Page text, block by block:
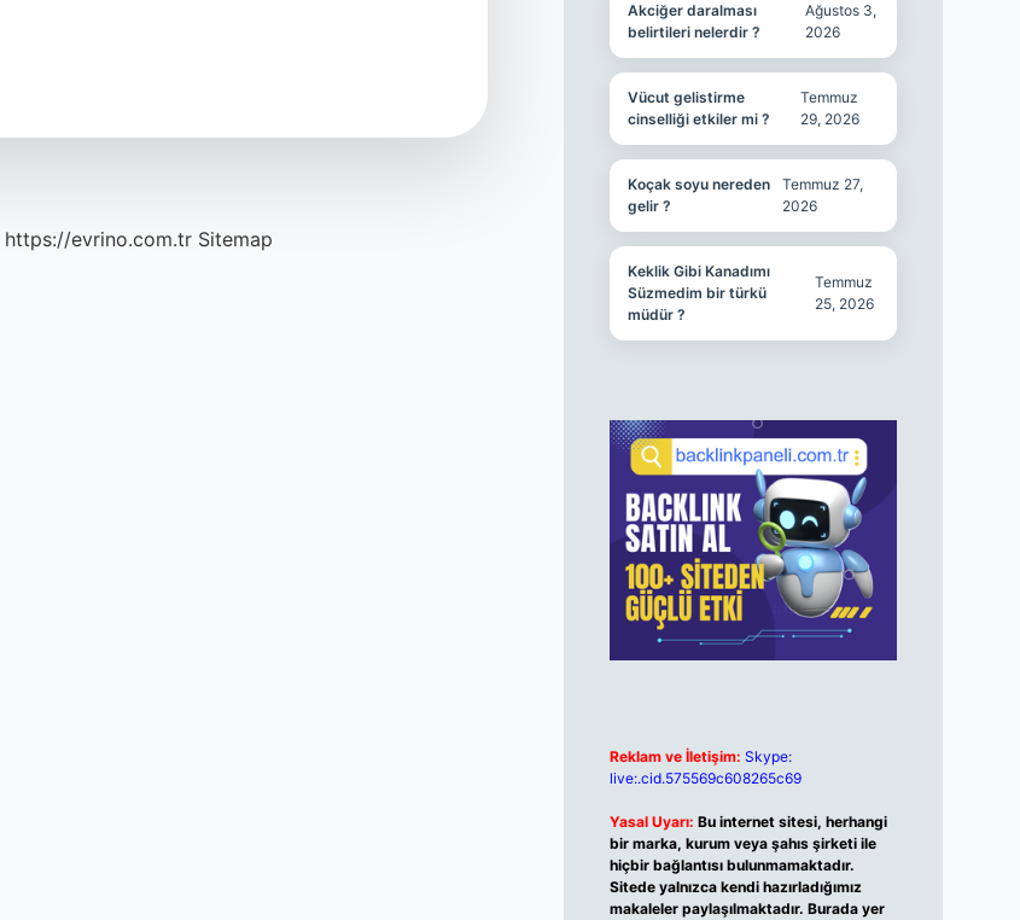
https://evrino.com.tr Sitemap
Akciğer daralması
belirtileri nelerdir ?
Ağustos 3,
2026
Vücut gelistirme
cinselliği etkiler mi ?
Temmuz
29, 2026
Koçak soyu nereden
gelir ?
Temmuz 27,
2026
Keklik Gibi Kanadımı
Süzmedim bir türkü
müdür ?
Temmuz
25, 2026
Reklam ve İletişim: Skype:
live:.cid.575569c608265c69
Yasal Uyarı: Bu internet sitesi, herhangi
bir marka, kurum veya şahıs şirketi ile
hiçbir bağlantısı bulunmamaktadır.
Sitede yalnızca kendi hazırladığımız
makaleler paylaşılmaktadır. Burada yer